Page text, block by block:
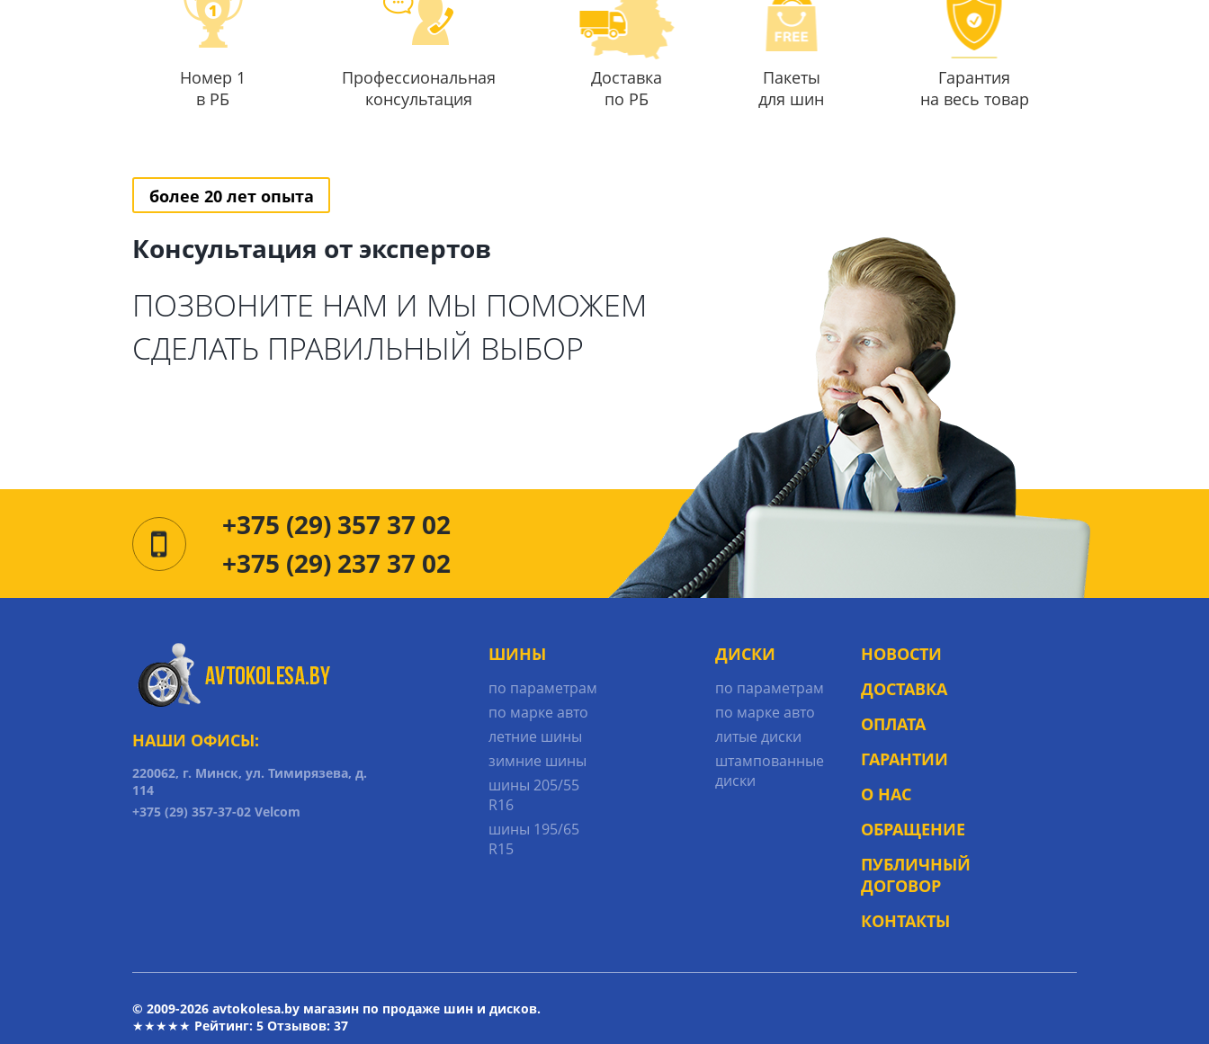
Номер 1
в РБ
Профессиональная
консультация
Доставка
по РБ
Пакеты
для шин
Гарантия
на весь товар
более 20 лет опыта
Консультация от экспертов
ПОЗВОНИТЕ НАМ И МЫ ПОМОЖЕМ
СДЕЛАТЬ ПРАВИЛЬНЫЙ ВЫБОР
+375 (29) 357 37 02
+375 (29) 237 37 02
НАШИ ОФИСЫ:
220062, г. Минск, ул. Тимирязева, д.
114
+375 (29) 357-37-02 Velcom
ШИНЫ
по параметрам
по марке авто
летние шины
зимние шины
шины 205/55
R16
шины 195/65
R15
ДИСКИ
по параметрам
по марке авто
литые диски
штампованные
диски
НОВОСТИ
ДОСТАВКА
ОПЛАТА
ГАРАНТИИ
О НАС
ОБРАЩЕНИЕ
ПУБЛИЧНЫЙ
ДОГОВОР
КОНТАКТЫ
© 2009-2026 avtokolesa.by магазин по продаже шин и дисков.
★★★★★ Рейтинг: 5 Отзывов: 37